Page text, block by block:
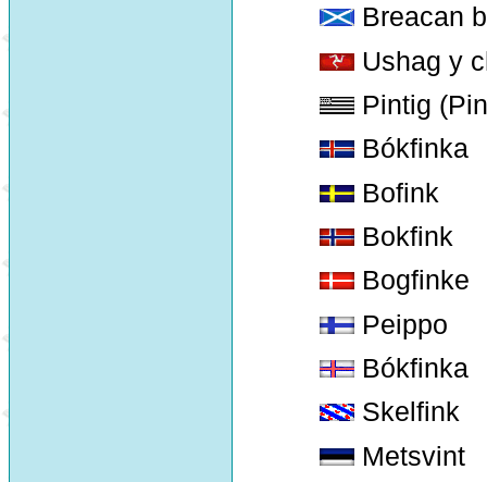
Breacan
Ushag y
Pintig
Bókfinka
Bofink
Bokfink
Bogfinke
Peippo
Bókfinka
Skelfink
Metsvint